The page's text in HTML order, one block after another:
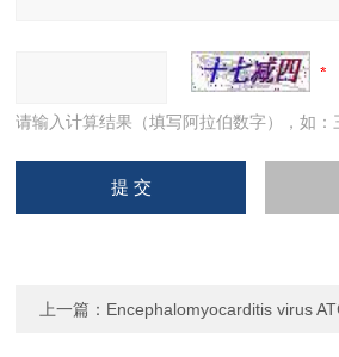
请输入计算结果（填写阿拉伯数字），如：
上一篇： Encephalomyocarditis virus